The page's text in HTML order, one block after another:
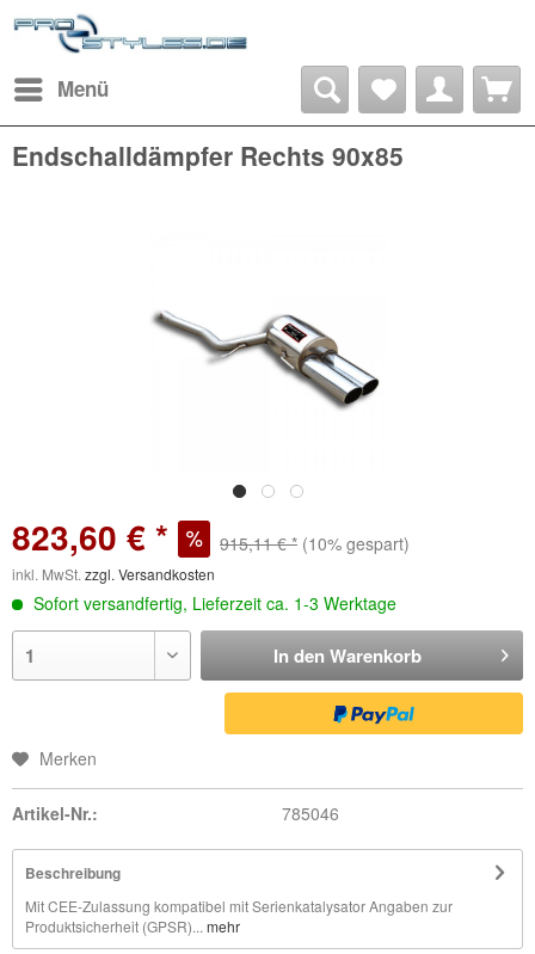
Menü
Endschalldämpfer Rechts 90x85
823,60 € * 915,11 € * (10% gespart)
inkl. MwSt. zzgl. Versandkosten
Sofort versandfertig, Lieferzeit ca. 1-3 Werktage
In den Warenkorb
Merken
Artikel-Nr.: 785046
Beschreibung
Mit CEE-Zulassung kompatibel mit Serienkatalysator Angaben zur
Produktsicherheit (GPSR)... mehr